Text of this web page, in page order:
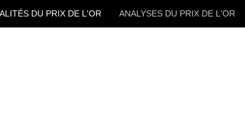
DU PRIX DE L'OR ANALYSES DU PRIX DE L'OR